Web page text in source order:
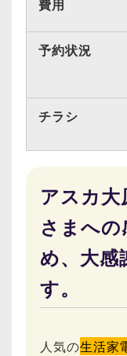
費用
予約状況
チラシ
アスカ
さまへの
め、大感
す。
人気の生活家